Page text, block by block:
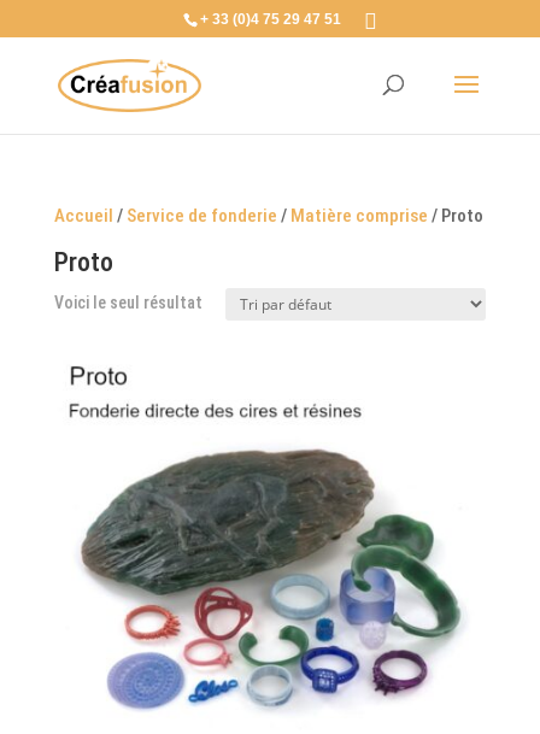
+ 33 (0)4 75 29 47 51
Accueil / Service de fonderie / Matière comprise / Proto
Proto
Voici le seul résultat